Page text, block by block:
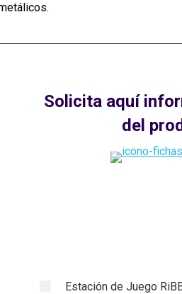
Solicita aquí
del
Estación de Juego